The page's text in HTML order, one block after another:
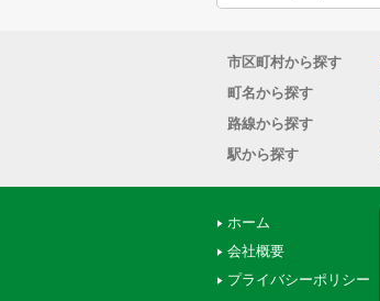
市区町村から探す
町名から探す
路線から探す
駅から探す
ホーム
会社概要
プライバシーポリシー